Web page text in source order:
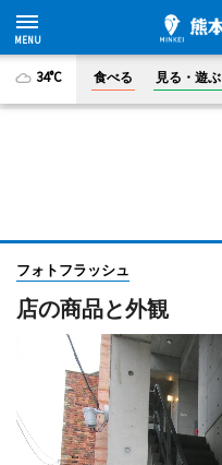
34°C 食べる 見る・遊ぶ
フォトフラッシュ
店の商品と外観